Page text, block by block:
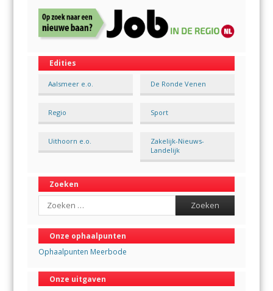
Edities
Aalsmeer e.o. De Ronde Venen
Regio Sport
Uithoorn e.o.
Zakelijk-Nieuws-
Landelijk
Zoeken
Search
Onze ophaalpunten
Ophaalpunten Meerbode
Onze uitgaven